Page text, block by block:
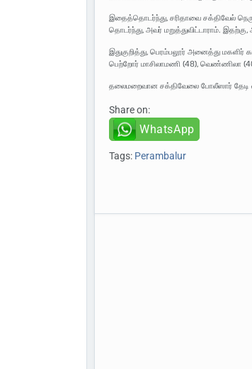
இதைத்தொடர்ந்து, சரிதாவை சக்திவேல்
தொடர்ந்து, அவர் மறுத்துவிட்டாராம்.
இதுகுறித்து, பெரம்பலூர் அனைத்து
பெற்றோர் மாசிலாமணி (48), வெண்ணிலா
தலைமறைவான சக்திவேலை போலீஸார் தேடி
Share on:
WhatsApp
Tags: Perambalur